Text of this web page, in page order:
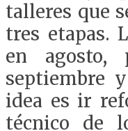
talleres que
tres etapas.
en agosto,
septiembre
idea es ir
técnico de